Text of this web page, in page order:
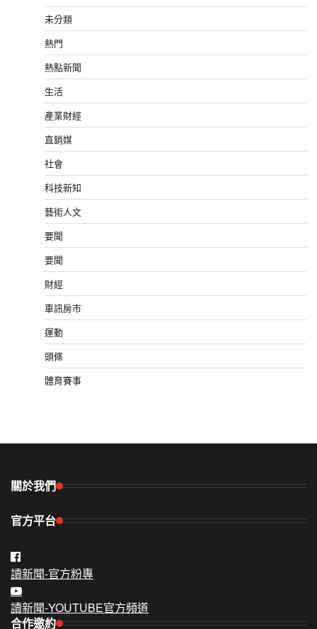
未分類
熱門
熱點新聞
生活
產業財經
直銷媒
社會
科技新知
藝術人文
要聞
要聞
財經
車訊房市
運動
頭條
體育賽事
關於我們
官方平台
讀新聞-官方粉專
讀新聞-YOUTUBE官方頻道
合作邀約